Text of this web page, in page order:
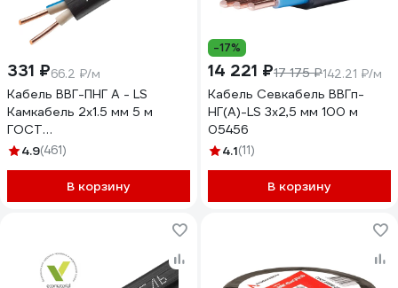
331 ₽66.2 ₽/м
Кабель ВВГ-ПНГ А - LS
Камкабель 2x1.5 мм 5 м
ГОСТ
1157К20FD00070А0005М
4.9(461)
В корзину
-17%
14 221 ₽17 175 ₽142.21 ₽/м
Кабель Севкабель ВВГп-
НГ(А)-LS 3х2,5 мм 100 м
05456
4.1(11)
В корзину